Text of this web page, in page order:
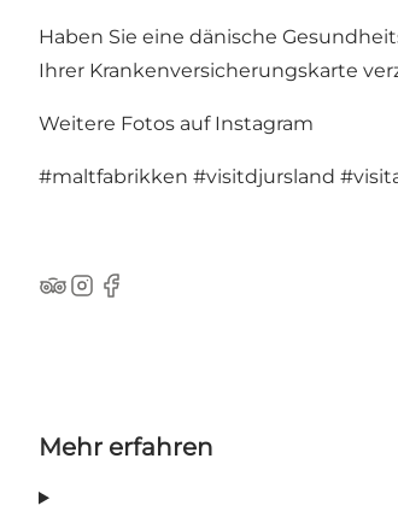
Haben Sie eine dänische
Ihrer Krankenversicherungskarte
Weitere Fotos auf Instagram
#maltfabrikken #visitdjursland
TripAdvisor
Instagram
Facebook
Mehr erfahren